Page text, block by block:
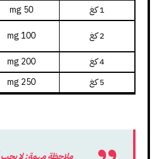
1 كغ 50 mg
2 كغ 100 mg
4 كغ
200 mg
5 كغ
250 mg
ملاحظة مهمة: لا يجب